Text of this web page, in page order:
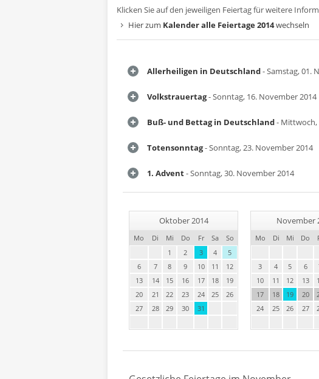
Klicken Sie auf den jeweiligen Feiertag für weitere
Hier zum Kalender alle Feiertage 2014wechseln
Allerheiligen in Deutschland- Samstag, 01.
Volkstrauertag- Sonntag, 16. November 2014
Buß- und Bettag in Deutschland- Mittwoch,
Totensonntag- Sonntag, 23. November 2014
1. Advent- Sonntag, 30. November 2014
Oktober 2014
Mo Di Mi Do Fr Sa
So
1
2 3 4
5
6
7 8 9 10 11
12
13
14 15 16 17 18
19
20
21 22 23 24 25
26
27
28 29 30 31
November
Mo Di Mi Do
3
4 5 6
10
11 12 13
17
18 19 20
24
25 26 27